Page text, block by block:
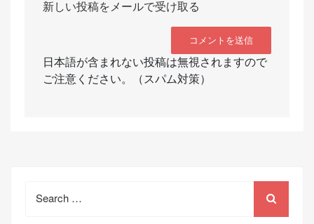
新しい投稿をメールで受け取る
日本語が含まれない投稿は無視されますので
ご注意ください。（スパム対策）
for: